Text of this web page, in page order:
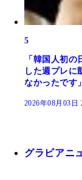
5
「韓国人初
した週プレに
なかったです」
2026年08月03日
グラビアニ